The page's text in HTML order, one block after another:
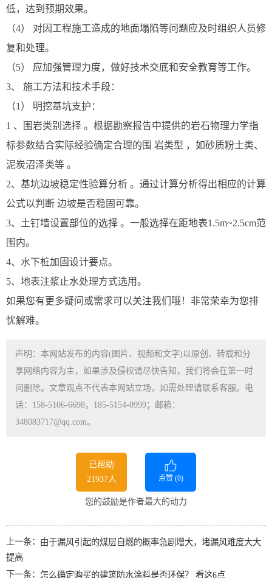
低，达到预期效果。
（4） 对因工程施工造成的地面塌陷等问题应及时组织人员修
复和处理。
（5） 应加强管理力度，做好技术交底和安全教育等工作。
3、 施工方法和技术手段：
（1） 明挖基坑支护：
1 、围岩类别选择 。根据勘察报告中提供的岩石物理力学指
标参数结合实际经验确定合理的围 岩类型 ，如砂质粉土类、
泥炭沼泽类等 。
2、基坑边坡稳定性验算分析 。通过计算分析得出相应的计算
公式以判断 边坡是否稳固可靠。
3、土钉墙设置部位的选择 。一般选择在距地表1.5m~2.5cm范
围内。
4、水下桩加固设计要点。
5、地表注浆止水处理方式选用。
如果您有更多疑问或需求可以关注我们哦！非常荣幸为您排
忧解难。
声明：本网站发布的内容(图片、视频和文字)以原创、转载和分
享网络内容为主，如果涉及侵权请尽快告知，我们将会在第一时
间删除。文章观点不代表本网站立场，如需处理请联系客服。电
话：158-5106-6698，185-5154-0999；邮箱：
348083717@qq.com。
已帮助
21937人
点赞 (0)
您的鼓励是作者最大的动力
上一条： 由于漏风引起的煤层自燃的概率急剧增大，堵漏风难度大大
提高
下一条： 怎么确定购买的建筑防水涂料是否环保？ 看这6点